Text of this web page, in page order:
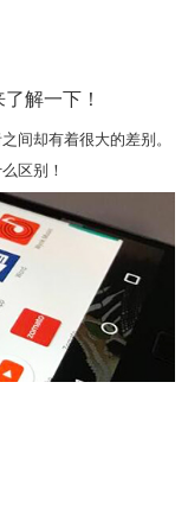
解一下！
间却有着很大的差别。
区别！